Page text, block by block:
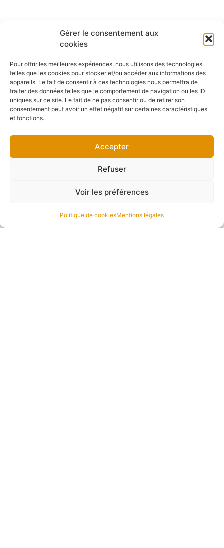
Gérer le consentement aux
cookies
Pour offrir les meilleures expériences, nous utilisons des technologies
telles que les cookies pour stocker et/ou accéder aux informations des
appareils. Le fait de consentir à ces technologies nous permettra de
traiter des données telles que le comportement de navigation ou les ID
uniques sur ce site. Le fait de ne pas consentir ou de retirer son
consentement peut avoir un effet négatif sur certaines caractéristiques
et fonctions.
Accepter
Refuser
Voir les préférences
Politique de cookiesMentions légales